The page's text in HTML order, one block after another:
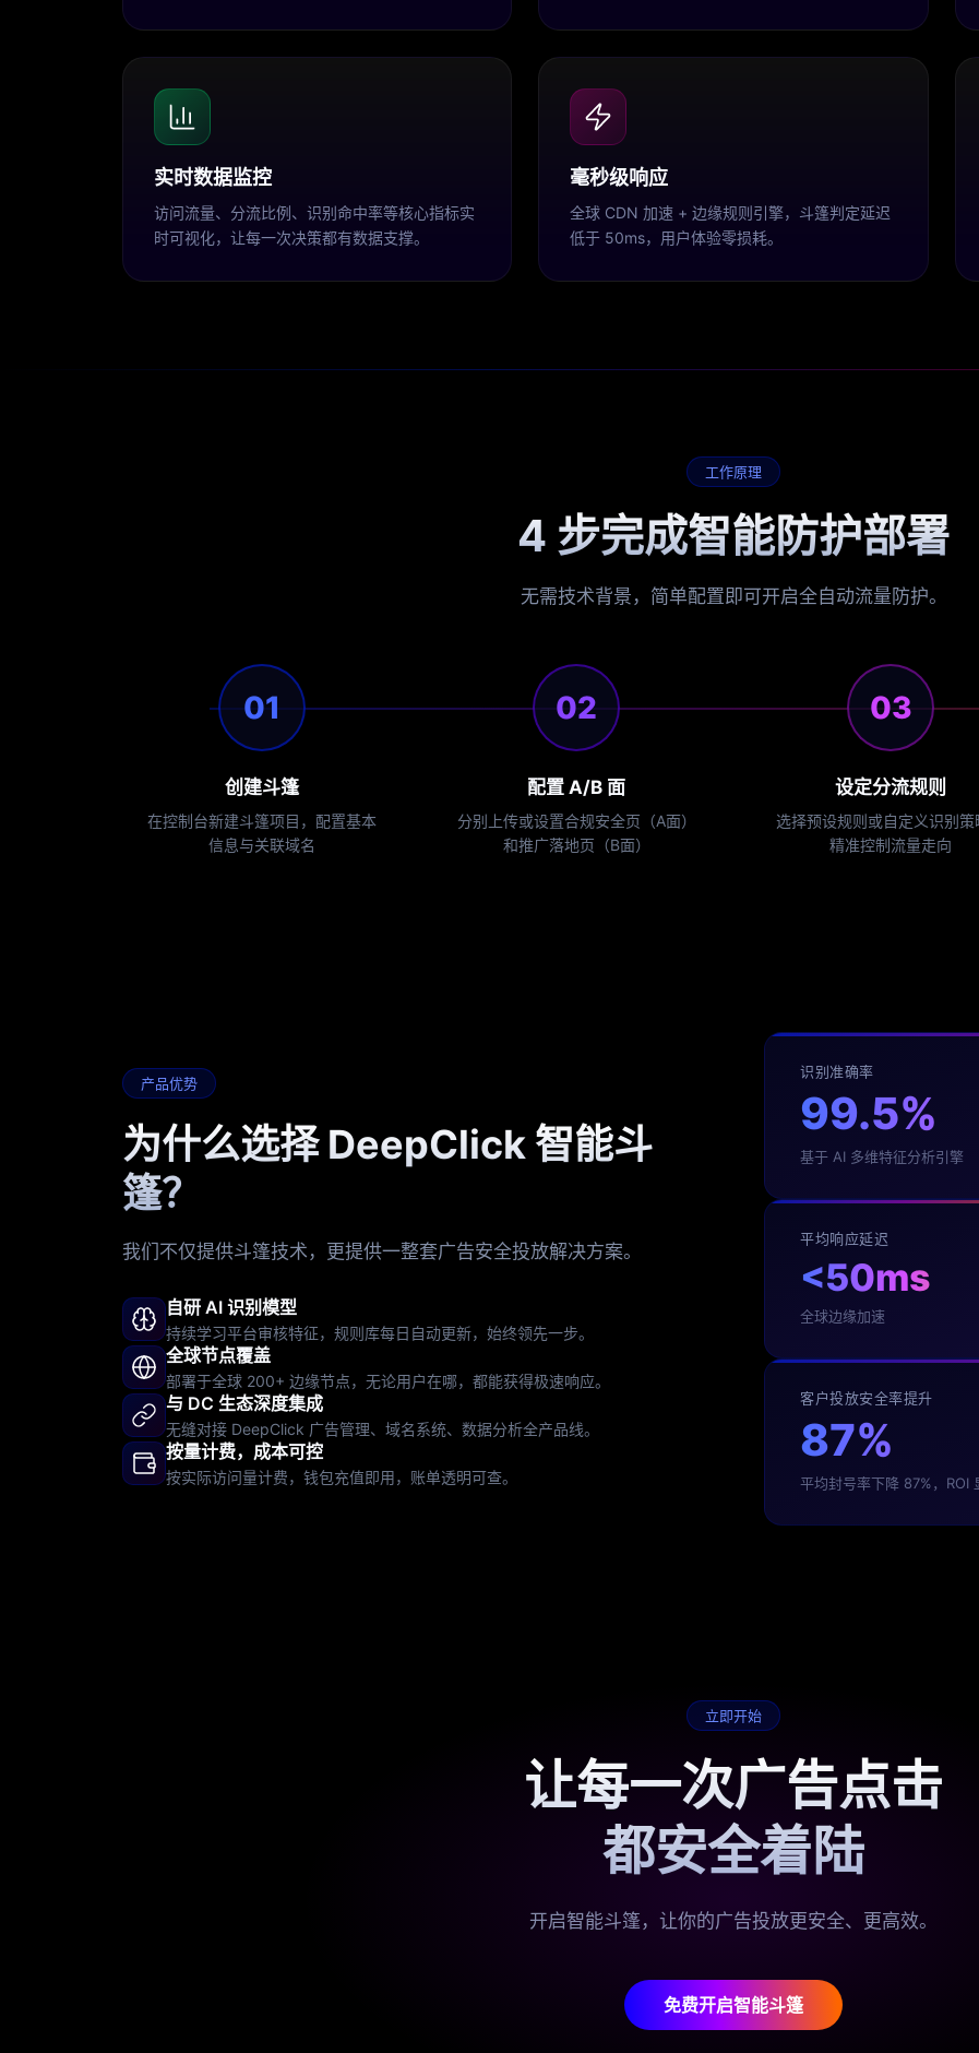
实时数据监控
访问流量、分流比例、识别命中率等核心指标实
时可视化，让每一次决策都有数据支撑。
毫秒级响应
全球 CDN 加速 + 边缘规则引擎，斗篷判定延迟
低于 50ms，用户体验零损耗。
工作原理
4 步完成智能防护部署
无需技术背景，简单配置即可开启全自动流量防护。
01
创建斗篷
在控制台新建斗篷项目，配置基本
信息与关联域名
02
配置 A/B 面
分别上传或设置合规安全页（A面）
和推广落地页（B面）
03
设定分流规则
选择预设规则或自定义识别策
精准控制流量走向
产品优势
为什么选择 DeepClick 智能斗
篷？
我们不仅提供斗篷技术，更提供一整套广告安全投放解决方案。
自研 AI 识别模型
持续学习平台审核特征，规则库每日自动更新，始终领先一步。
全球节点覆盖
部署于全球 200+ 边缘节点，无论用户在哪，都能获得极速响应。
与 DC 生态深度集成
无缝对接 DeepClick 广告管理、域名系统、数据分析全产品线。
按量计费，成本可控
按实际访问量计费，钱包充值即用，账单透明可查。
识别准确率
99.5%
基于 AI 多维特征分析引擎
平均响应延迟
<50ms
全球边缘加速
客户投放安全率提升
87%
平均封号率下降 87%，ROI
立即开始
让每一次广告点击
都安全着陆
开启智能斗篷，让你的广告投放更安全、更高效。
免费开启智能斗篷